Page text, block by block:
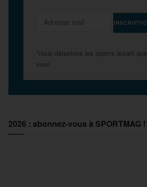
*nous détestons les spams autant que
vous
2026 : abonnez-vous à SPORTMAG !